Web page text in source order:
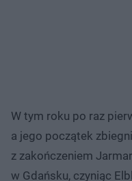
W tym roku po raz
a jego początek
z zakończeniem
w Gdańsku, czyniąc